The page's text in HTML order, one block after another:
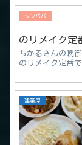
シンパパ
のリメイク
ちかるさんの晩
のリメイク定番
建築屋